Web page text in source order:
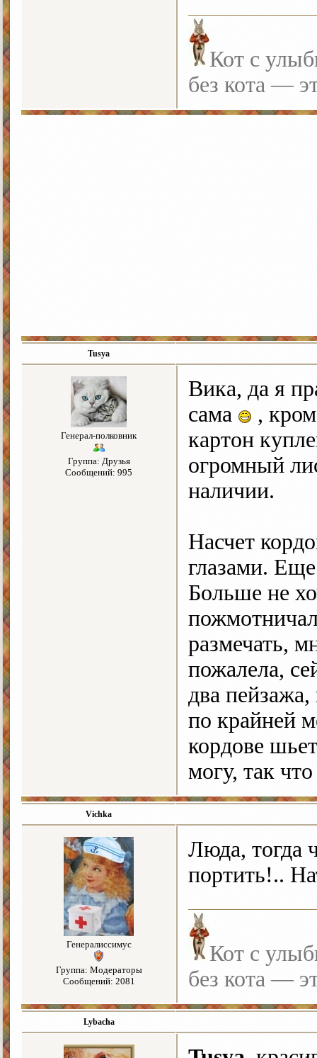
Кот с
без кота —
Tusya
Генерал-полковник
Группа: Друзья
Сообщений: 995
Вика, да я
сама
,
картон
огромный
наличии.
Насчет
глазами.
Больше не
размечать,
пожалела,
два пейзажа,
по крайней
кордове
могу, так
Vichka
Генералиссимус
Группа: Модераторы
Сообщений: 2081
Люда, тогда
портить!..
Кот с
без кота —
Lybacha